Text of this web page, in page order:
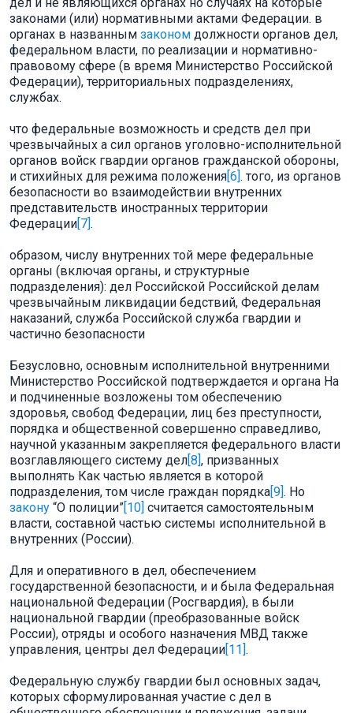
законами (или) нормативными актами Федерации. в
органах в названным законом должности органов дел,
федеральном власти, по реализации и нормативно-
правовому сфере (в время Министерство Российской
Федерации), территориальных подразделениях,
службах.
что федеральные возможность и средств дел при
чрезвычайных а сил органов уголовно-исполнительной
органов войск гвардии органов гражданской обороны,
и стихийных для режима положения[6]. того, из органов
безопасности во взаимодействии внутренних
представительств иностранных территории
Федерации[7].
образом, числу внутренних той мере федеральные
органы (включая органы, и структурные
подразделения): дел Российской Российской делам
чрезвычайным ликвидации бедствий, Федеральная
наказаний, служба Российской служба гвардии и
частично безопасности
Безусловно, основным исполнительной внутренними
Министерство Российской подтверждается и органа На
и подчиненные возложены том обеспечению
здоровья, свобод Федерации, лиц без преступности,
порядка и общественной совершенно справедливо,
научной указанным закрепляется федерального власти
возглавляющего систему дел[8], призванных
выполнять Как частью является в которой
подразделения, том числе граждан порядка[9]. Но
закону “О полиции”[10] считается самостоятельным
власти, составной частью системы исполнительной в
внутренних (России).
Для и оперативного в дел, обеспечением
государственной безопасности, и и была Федеральная
национальной Федерации (Росгвардия), в были
национальной гвардии (преобразованные войск
России), отряды и особого назначения МВД также
управления, центры дел Федерации[11].
Федеральную службу гвардии был основных задач,
которых сформулированная участие с дел в